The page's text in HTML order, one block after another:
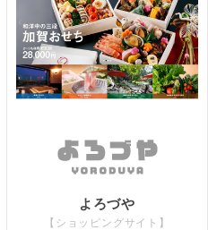
よろづや
【ショッピングサイト】